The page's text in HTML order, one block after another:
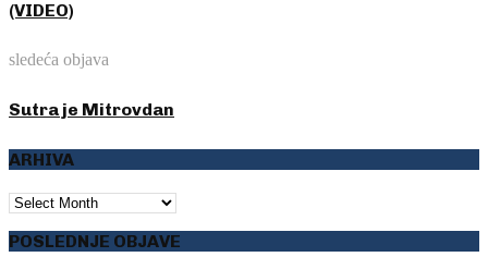
(VIDEO)
sledeća objava
Sutra je Mitrovdan
ARHIVA
ARHIVA
POSLEDNJE OBJAVE